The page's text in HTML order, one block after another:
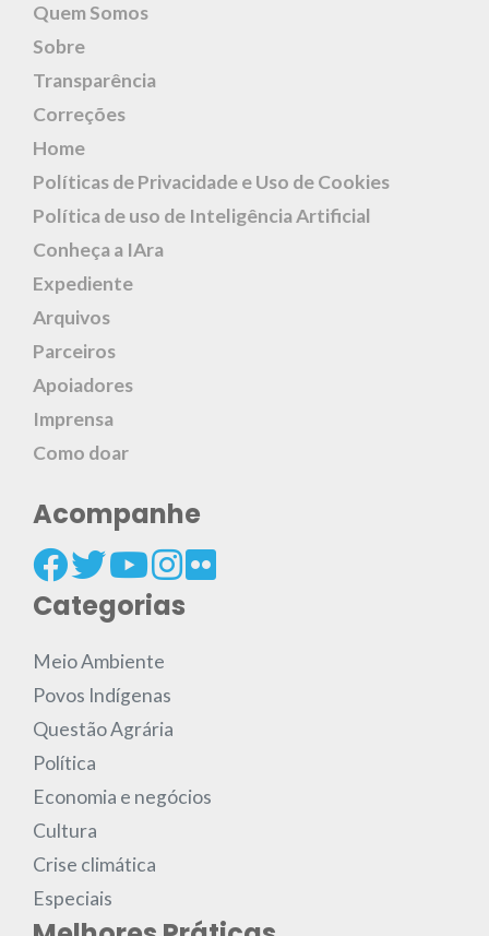
Quem Somos
Sobre
Transparência
Correções
Home
Políticas de Privacidade e Uso de Cookies
Política de uso de Inteligência Artificial
Conheça a IAra
Expediente
Arquivos
Parceiros
Apoiadores
Imprensa
Como doar
Acompanhe
Categorias
Meio Ambiente
Povos Indígenas
Questão Agrária
Política
Economia e negócios
Cultura
Crise climática
Especiais